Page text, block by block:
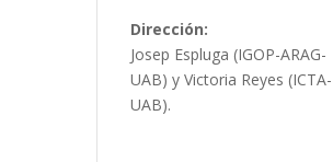
Dirección:
Josep Espluga (IGOP-ARAG-
UAB) y Victoria Reyes (ICTA-
UAB).